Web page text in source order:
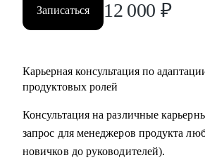
Записаться 12 000 ₽
Карьерная консультация по
продуктовых ролей
Консультация на различные
запрос для менеджеров продукта
новичков до руководителей).